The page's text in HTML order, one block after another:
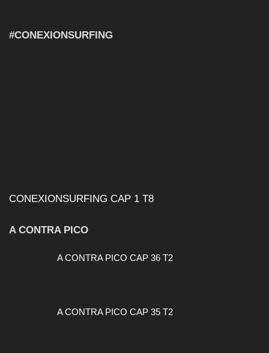
#CONEXIONSURFING
CONEXIONSURFING CAP 1 T8
A CONTRA PICO
A CONTRA PICO CAP 36 T2
A CONTRA PICO CAP 35 T2